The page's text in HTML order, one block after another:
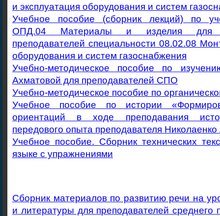
и эксплуатация оборудования и систем
Учебное пособие (сборник лекций) по
ОПД.04 Материалы и изделия для
преподавателей специальности 08.02.08
оборудования и систем газоснабжения
Учебно-методическое пособие по
Ахматовой для преподавателей СПО
Учебно-методическое пособие по
Учебное пособие по истории
ориентаций в ходе преподавания
передового опыта преподавателя
Учебное пособие. Сборник технических
языке с упражнениями
Сборник материалов по развитию речи на
и литературы для преподавателей среднего